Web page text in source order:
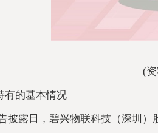
(
有的基本情况
披露日，碧兴物联科技（深圳